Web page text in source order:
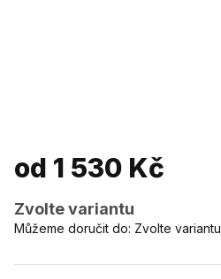
od 1 530 Kč
Zvolte variantu
Můžeme doručit do: Zvolte variantu